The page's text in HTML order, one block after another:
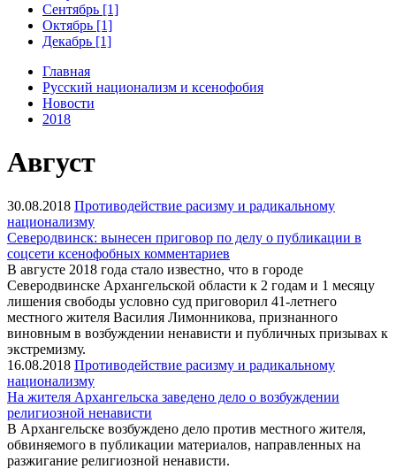
Сентябрь [1]
Октябрь [1]
Декабрь [1]
Главная
Русский национализм и ксенофобия
Новости
2018
Август
30.08.2018 Противодействие расизму и радикальному
национализму
Северодвинск: вынесен приговор по делу о публикации в
соцсети ксенофобных комментариев
В августе 2018 года стало известно, что в городе
Северодвинске Архангельской области к 2 годам и 1 месяцу
лишения свободы условно суд приговорил 41-летнего
местного жителя Василия Лимонникова, признанного
виновным в возбуждении ненависти и публичных призывах к
экстремизму.
16.08.2018 Противодействие расизму и радикальному
национализму
На жителя Архангельска заведено дело о возбуждении
религиозной ненависти
В Архангельске возбуждено дело против местного жителя,
обвиняемого в публикации материалов, направленных на
разжигание религиозной ненависти.